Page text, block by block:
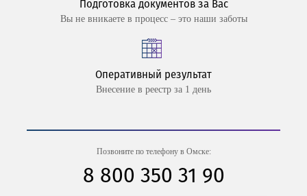
Подготовка документов за Вас
Вы не вникаете в процесс – это наши заботы
Оперативный результат
Внесение в реестр за 1 день
Позвоните по телефону в Омске:
8 800 350 31 90